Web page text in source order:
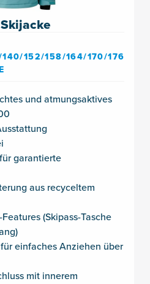
152/158/164/170/176
und atmungsaktives
garantierte
aus recyceltem
(Skipass-Tasche
einfaches Anziehen über
mit innerem